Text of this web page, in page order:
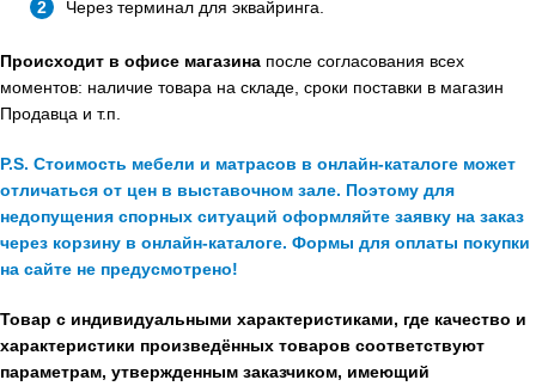
Через терминал для эквайринга.
Происходит в офисе магазина после согласования всех
моментов: наличие товара на складе, сроки поставки в магазин
Продавца и т.п.
P.S. Стоимость мебели и матрасов в онлайн-каталоге может
отличаться от цен в выставочном зале. Поэтому для
недопущения спорных ситуаций оформляйте заявку на заказ
через корзину в онлайн-каталоге. Формы для оплаты покупки
на сайте не предусмотрено!
Товар с индивидуальными характеристиками, где качество и
характеристики произведённых товаров соответствуют
параметрам, утвержденным заказчиком, имеющий